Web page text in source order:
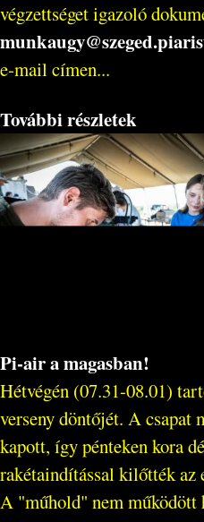
végzettséget igazoló
e-mail címen...
További részletek
Pi-air a magasban!
Hétvégén (07.31-08.01)
verseny döntőjét. A
kapott, így pénteken kora
rakétaindítással kilőtték az
A "műhold" nem működött